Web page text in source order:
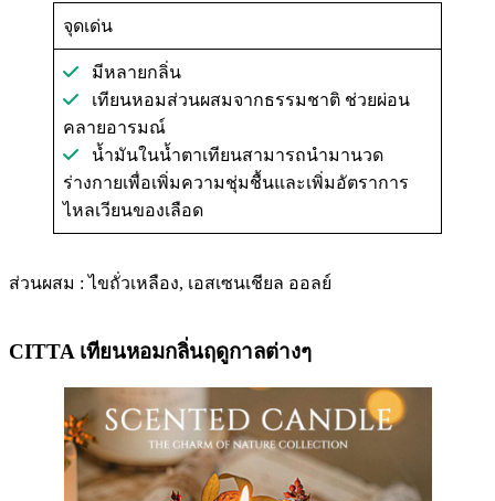
จุดเด่น
มีหลายกลิ่น
เทียนหอมส่วนผสมจากธรรมชาติ ช่วยผ่อน
คลายอารมณ์
น้ำมันในน้ำตาเทียนสามารถนำมานวด
ร่างกายเพื่อเพิ่มความชุ่มชื้นและเพิ่มอัตราการ
ไหลเวียนของเลือด
ส่วนผสม : ไขถั่วเหลือง, เอสเซนเชียล ออลย์
CITTA เทียนหอมกลิ่นฤดูกาลต่างๆ